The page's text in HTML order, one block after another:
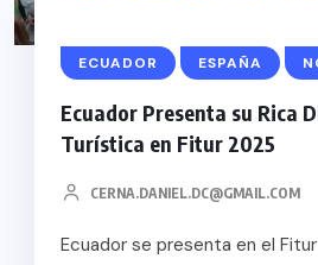
ECUADOR ESPAÑA
Ecuador Presenta su Rica
Turística en Fitur 2025
CERNA.DANIEL.DC@GMAIL.COM
Ecuador se presenta en el